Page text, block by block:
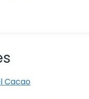
Cacao